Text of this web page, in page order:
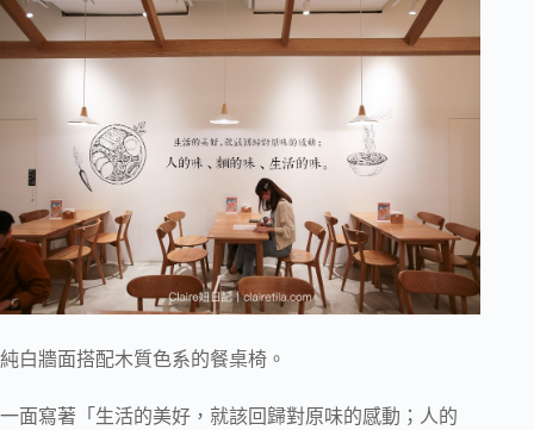
純白牆面搭配木質色系的餐桌椅。
一面寫著「生活的美好，就該回歸對原味的感動；人的